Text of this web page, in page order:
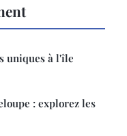
uniques à l'île
: explorez les